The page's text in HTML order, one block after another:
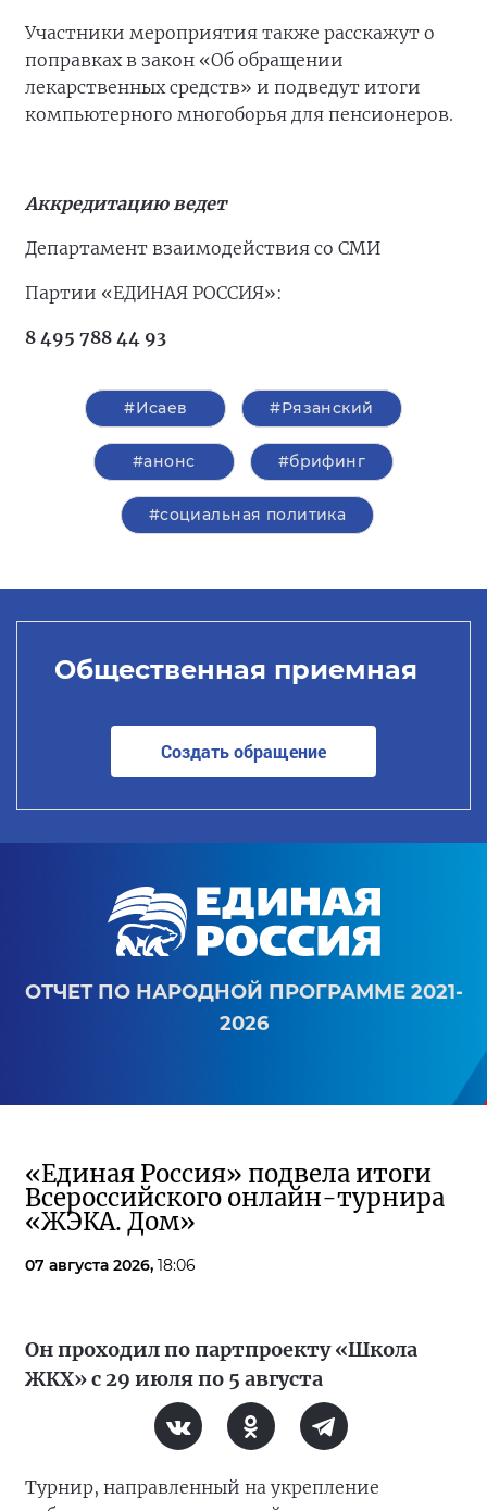
Участники мероприятия также расскажут о
поправках в закон «Об обращении
лекарственных средств» и подведут итоги
компьютерного многоборья для пенсионеров.
Аккредитацию ведет
Департамент взаимодействия со СМИ
Партии «ЕДИНАЯ РОССИЯ»:
8 495 788 44 93
#Исаев #Рязанский
#анонс #брифинг
#социальная политика
Общественная приемная
Создать обращение
ОТЧЕТ ПО НАРОДНОЙ ПРОГРАММЕ 2021-
2026
«Единая Россия» подвела итоги
Всероссийского онлайн-турнира
«ЖЭКА. Дом»
07 августа 2026, 18:06
Он проходил по партпроекту «Школа
ЖКХ» с 29 июля по 5 августа
Турнир, направленный на укрепление